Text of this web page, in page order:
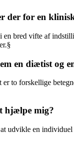
der for en
bred vifte af
en diætist og
to forskellige
hjælpe mig?
udvikle en individuel